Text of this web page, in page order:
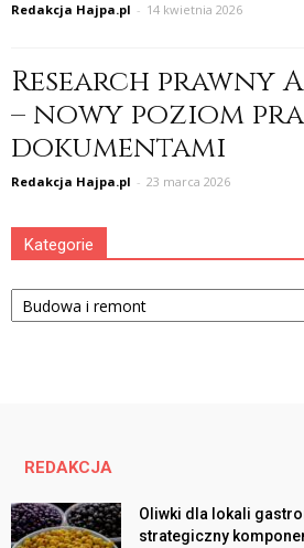
Redakcja Hajpa.pl - 14 kwietnia 2026
Research prawny
– nowy poziom
dokumentami
Redakcja Hajpa.pl - 23 marca 2026
Kategorie
Kategorie
REDAKCJA
Oliwki dla lokali
strategiczny